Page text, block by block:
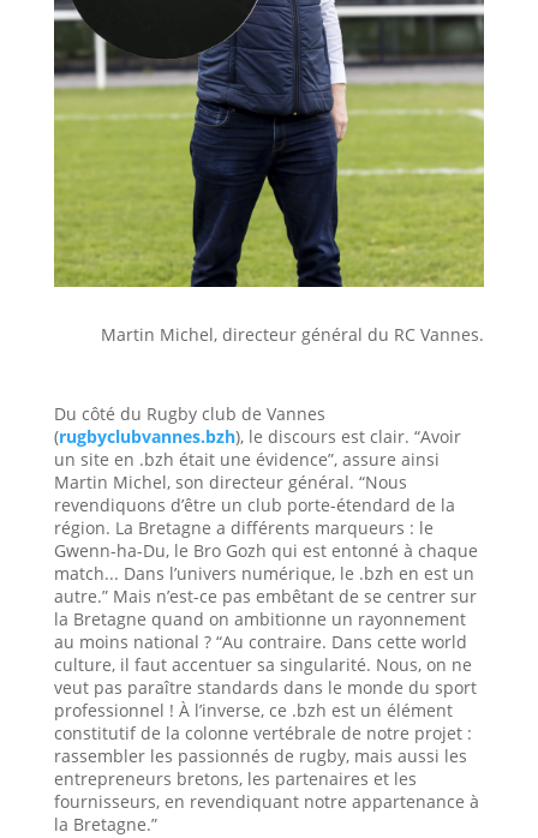
Martin Michel, directeur général du RC Vannes.
Du côté du Rugby club de Vannes
(rugbyclubvannes.bzh), le discours est clair. “Avoir
un site en .bzh était une évidence”, assure ainsi
Martin Michel, son directeur général. “Nous
revendiquons d’être un club porte-étendard de la
région. La Bretagne a différents marqueurs : le
Gwenn-ha-Du, le Bro Gozh qui est entonné à chaque
match... Dans l’univers numérique, le .bzh en est un
autre.” Mais n’est-ce pas embêtant de se centrer sur
la Bretagne quand on ambitionne un rayonnement
au moins national ? “Au contraire. Dans cette world
culture, il faut accentuer sa singularité. Nous, on ne
veut pas paraître standards dans le monde du sport
professionnel ! À l’inverse, ce .bzh est un élément
constitutif de la colonne vertébrale de notre projet :
rassembler les passionnés de rugby, mais aussi les
entrepreneurs bretons, les partenaires et les
fournisseurs, en revendiquant notre appartenance à
la Bretagne.”